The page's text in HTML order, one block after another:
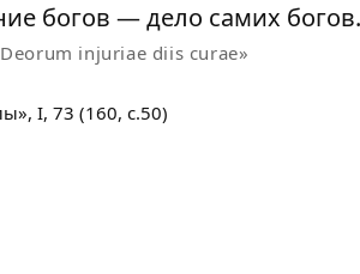
богов — дело самих
injuriae diis curae»
I, 73 (160, с.50)